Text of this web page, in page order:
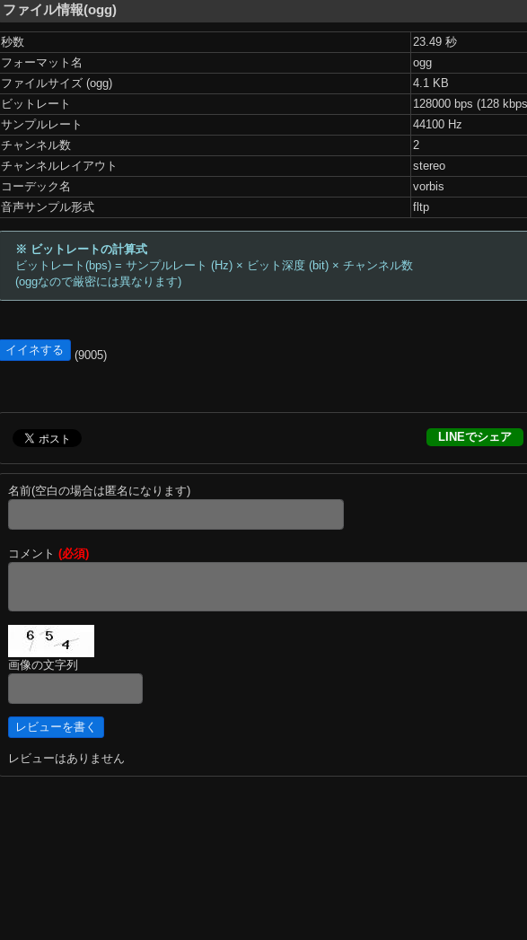
ファイル情報(ogg)
秒数
23.49 秒
フォーマット名
ogg
ファイルサイズ (ogg)
4.1 KB
ビットレート
128000 bps (128
サンプルレート
44100 Hz
チャンネル数
2
チャンネルレイアウト
stereo
コーデック名
vorbis
音声サンプル形式
fltp
※ ビットレートの計算式
ビットレート(bps) = サンプルレート (Hz) × ビット深度 (bit) × チャンネル数
(oggなので厳密には異なります)
イイネする (9005)
LINEでシェア
名前(空白の場合は匿名になります)
コメント (必須)
画像の文字列
レビューはありません